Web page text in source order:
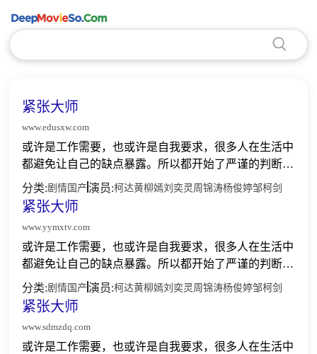
紧张大师
www.edusxw.com
或许是工作需要，也或许是自我要求，很多人在生活中
都避免让自己的缺点暴露。所以都开始了严谨的判断，
所言所行都会在脑海中反复的推演，直至有了完美的应
对方案。紧张大师所要讲述的就是面对这些让人不知所
措的情况...
分类:剧情 国产 演员:柯达黄柳嫣刘奕灵 周锦涛杨俊婷邹柯剑
紧张大师
www.yymxtv.com
或许是工作需要，也或许是自我要求，很多人在生活中
都避免让自己的缺点暴露。所以都开始了严谨的判断，
所言所行都会在脑海中反复的推演，直至有了完美的应
对方案。紧张大师所要讲述的就是面对这些让人不知所
措的情况...
分类:剧情 国产 演员:柯达黄柳嫣刘奕灵 周锦涛杨俊婷邹柯剑
紧张大师
www.sdmzdq.com
或许是工作需要，也或许是自我要求，很多人在生活中